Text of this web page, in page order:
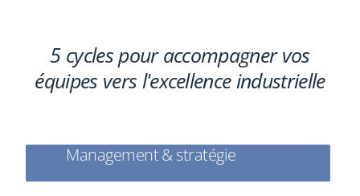
5 cycles pour accompagner vos
équipes vers l'excellence industrielle
Management & stratégie